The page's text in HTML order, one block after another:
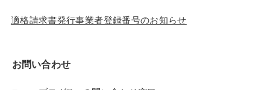
適格請求書発行事業者登録番号のお知らせ
お問い合わせ